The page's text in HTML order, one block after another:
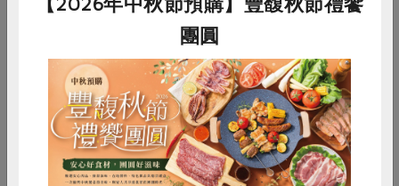
2023-05-17 生活提案 能源議題
實踐節能住宅 為自己和地球降溫
據經濟部決議，電價已於今年四月起調漲；對於租
惜食 RPET 食譜 減硝酸鹽
雞蛋 食安 共同購買
團圓